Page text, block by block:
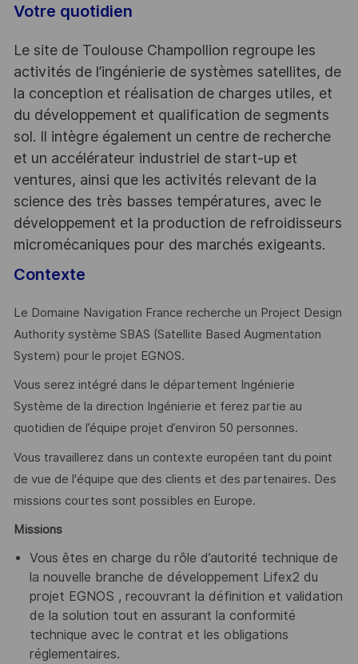
Votre quotidien
Le site de Toulouse Champollion regroupe les
activités de l’ingénierie de systèmes satellites, de
la conception et réalisation de charges utiles, et
du développement et qualification de segments
sol. Il intègre également un centre de recherche
et un accélérateur industriel de start-up et
ventures, ainsi que les activités relevant de la
science des très basses températures, avec le
développement et la production de refroidisseurs
micromécaniques pour des marchés exigeants.
Contexte
Le Domaine Navigation France recherche un Project Design
Authority système SBAS (Satellite Based Augmentation
System) pour le projet EGNOS.
Vous serez intégré dans le département Ingénierie
Système de la direction Ingénierie et ferez partie au
quotidien de l’équipe projet d’environ 50 personnes.
Vous travaillerez dans un contexte européen tant du point
de vue de l'équipe que des clients et des partenaires. Des
missions courtes sont possibles en Europe.
Missions
Vous êtes en charge du rôle d’autorité technique de
la nouvelle branche de développement Lifex2 du
projet EGNOS , recouvrant la définition et validation
de la solution tout en assurant la conformité
technique avec le contrat et les obligations
réglementaires.